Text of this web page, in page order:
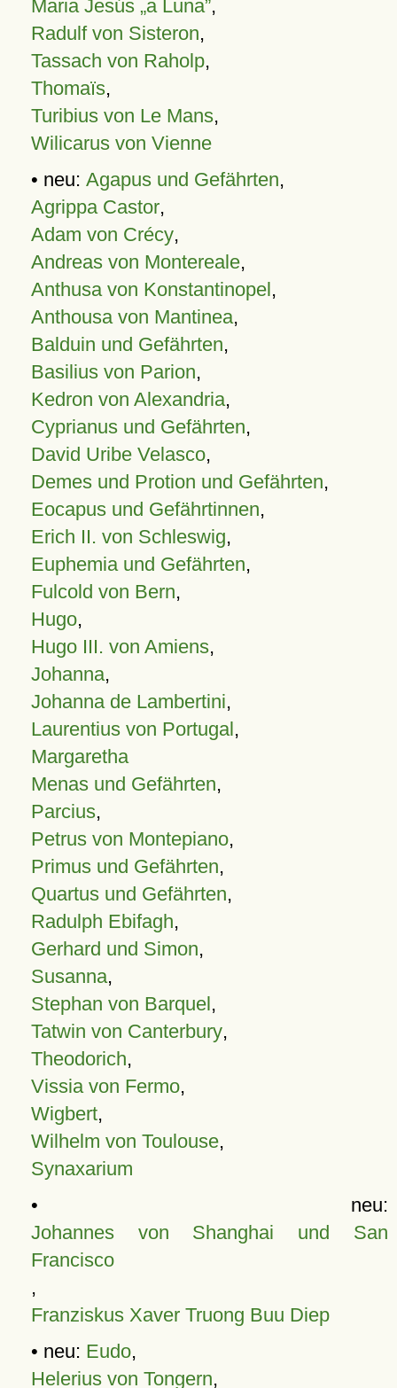
Maria Jesús „a Luna”,
Radulf von Sisteron,
Tassach von Raholp,
Thomaïs,
Turibius von Le Mans,
Wilicarus von Vienne
• neu: Agapus und Gefährten,
Agrippa Castor,
Adam von Crécy,
Andreas von Montereale,
Anthusa von Konstantinopel,
Anthousa von Mantinea,
Balduin und Gefährten,
Basilius von Parion,
Kedron von Alexandria,
Cyprianus und Gefährten,
David Uribe Velasco,
Demes und Protion und Gefährten,
Eocapus und Gefährtinnen,
Erich II. von Schleswig,
Euphemia und Gefährten,
Fulcold von Bern,
Hugo,
Hugo III. von Amiens,
Johanna,
Johanna de Lambertini,
Laurentius von Portugal,
Margaretha
Menas und Gefährten,
Parcius,
Petrus von Montepiano,
Primus und Gefährten,
Quartus und Gefährten,
Radulph Ebifagh,
Gerhard und Simon,
Susanna,
Stephan von Barquel,
Tatwin von Canterbury,
Theodorich,
Vissia von Fermo,
Wigbert,
Wilhelm von Toulouse,
Synaxarium
• neu:
Johannes von Shanghai und San
Francisco
,
Franziskus Xaver Truong Buu Diep
• neu: Eudo,
Helerius von Tongern,